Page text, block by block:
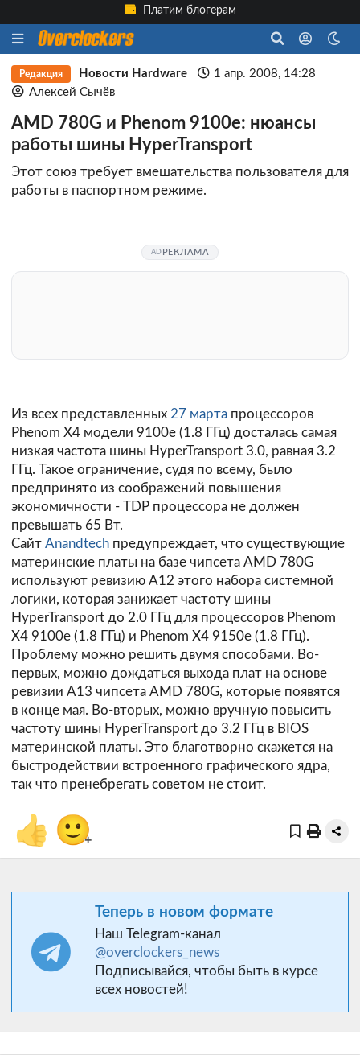
Платим блогерам
Редакция Новости Hardware
1 апр. 2008, 14:28
Алексей Сычёв
AMD 780G и Phenom 9100e: нюансы
работы шины HyperTransport
Этот союз требует вмешательства пользователя для
работы в паспортном режиме.
РЕКЛАМА
Из всех представленных 27 марта процессоров
Phenom X4 модели 9100e (1.8 ГГц) досталась самая
низкая частота шины HyperTransport 3.0, равная 3.2
ГГц. Такое ограничение, судя по всему, было
предпринято из соображений повышения
экономичности - TDP процессора не должен
превышать 65 Вт.
Сайт Anandtech предупреждает, что существующие
материнские платы на базе чипсета AMD 780G
используют ревизию A12 этого набора системной
логики, которая занижает частоту шины
HyperTransport до 2.0 ГГц для процессоров Phenom
X4 9100e (1.8 ГГц) и Phenom X4 9150e (1.8 ГГц).
Проблему можно решить двумя способами. Во-
первых, можно дождаться выхода плат на основе
ревизии A13 чипсета AMD 780G, которые появятся
в конце мая. Во-вторых, можно вручную повысить
частоту шины HyperTransport до 3.2 ГГц в BIOS
материнской платы. Это благотворно скажется на
быстродействии встроенного графического ядра,
так что пренебрегать советом не стоит.
👍 🙂+
Теперь в новом формате
Наш Telegram-канал
@overclockers_news
Подписывайся, чтобы быть в курсе
всех новостей!